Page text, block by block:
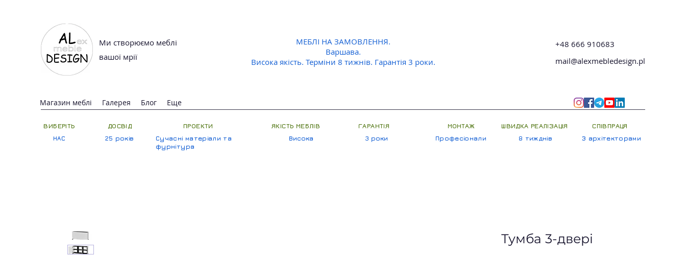
Ми створюємо меблі
вашої мрії
+48 666 910683
mail@alexmebledesign.pl
МЕБЛІ НА ЗАМОВЛЕННЯ.
Варшава.
Висока якість. Терміни 8 тижнів. Гарантія 3 роки.
Магазин меблі Галерея Блог Еще
ВИБЕРІТЬ
НАС
ДОСВІД
25 років
ПРОЕКТИ
Сучасні матеріали та
фурнітура
ЯКІСТЬ МЕБЛІВ
Висока
ГАРАНТІЯ
3 роки
МОНТАЖ
Професіонали
ШВИДКА РЕАЛІЗАЦІЯ
8 тижднів
СПІВПРАЦЯ
З архітекторами
Тумба 3-двері